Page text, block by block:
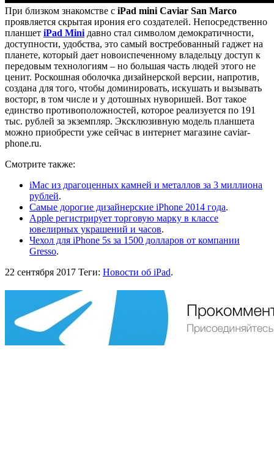
При близком знакомстве с iPad mini Caviar San Marco
проявляется скрытая ирония его создателей. Непосредственно
планшет iPad Mini давно стал символом демократичности,
доступности, удобства, это самый востребованный гаджет на
планете, который дает новоиспеченному владельцу доступ к
передовым технологиям – но большая часть людей этого не
ценит. Роскошная оболочка дизайнерской версии, напротив,
создана для того, чтобы доминировать, искушать и вызывать
восторг, в том числе и у дотошных нуворишей. Вот такое
единство противоположностей, которое реализуется по 191
тыс. рублей за экземпляр. Эксклюзивную модель планшета
можно приобрести уже сейчас в интернет магазине caviar-
phone.ru.
Смотрите также:
iMac из драгоценных камней и металлов за 3 миллиона
рублей.
Самые дорогие дизайнерские iPhone 2014 года.
Apple регистрирует торговую марку в классе
ювелирных украшений и часов.
Чехол для iPhone 5s за 1500 долларов от компании
Gresso.
22 сентября 2017 Теги: Новости об iPad.